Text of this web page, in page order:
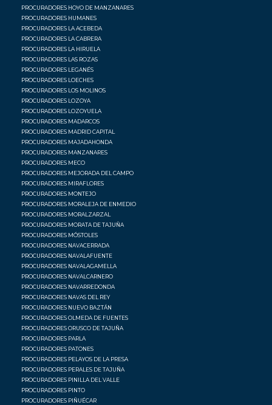
PROCURADORES HOYO DE MANZANARES
PROCURADORES HUMANES
PROCURADORES LA ACEBEDA
PROCURADORES LA CABRERA
PROCURADORES LA HIRUELA
PROCURADORES LAS ROZAS
PROCURADORES LEGANÉS
PROCURADORES LOECHES
PROCURADORES LOS MOLINOS
PROCURADORES LOZOYA
PROCURADORES LOZOYUELA
PROCURADORES MADARCOS
PROCURADORES MADRID CAPITAL
PROCURADORES MAJADAHONDA
PROCURADORES MANZANARES
PROCURADORES MECO
PROCURADORES MEJORADA DEL CAMPO
PROCURADORES MIRAFLORES
PROCURADORES MONTEJO
PROCURADORES MORALEJA DE ENMEDIO
PROCURADORES MORALZARZAL
PROCURADORES MORATA DE TAJUÑA
PROCURADORES MÓSTOLES
PROCURADORES NAVACERRADA
PROCURADORES NAVALAFUENTE
PROCURADORES NAVALAGAMELLA
PROCURADORES NAVALCARNERO
PROCURADORES NAVARREDONDA
PROCURADORES NAVAS DEL REY
PROCURADORES NUEVO BAZTÁN
PROCURADORES OLMEDA DE FUENTES
PROCURADORES ORUSCO DE TAJUÑA
PROCURADORES PARLA
PROCURADORES PATONES
PROCURADORES PELAYOS DE LA PRESA
PROCURADORES PERALES DE TAJUÑA
PROCURADORES PINILLA DEL VALLE
PROCURADORES PINTO
PROCURADORES PIÑUÉCAR